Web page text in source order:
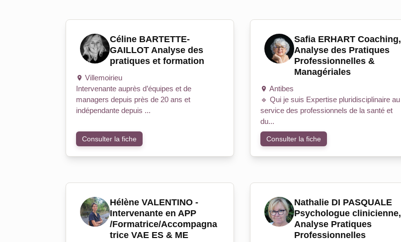
Céline BARTETTE-
GAILLOT Analyse des
pratiques et formation
Villemoirieu
Intervenante auprès d’équipes et de
managers depuis près de 20 ans et
indépendante depuis ...
Consulter la fiche
Safia ERHART Coaching,
Analyse des Pratiques
Professionnelles &
Managériales
Antibes
🔹 Qui je suis Expertise pluridisciplinaire au
service des professionnels de la santé et
du...
Consulter la fiche
Hélène VALENTINO -
Intervenante en APP
/Formatrice/Accompagna
trice VAE ES & ME
Nathalie DI PASQUALE
Psychologue clinicienne,
Analyse Pratiques
Professionnelles